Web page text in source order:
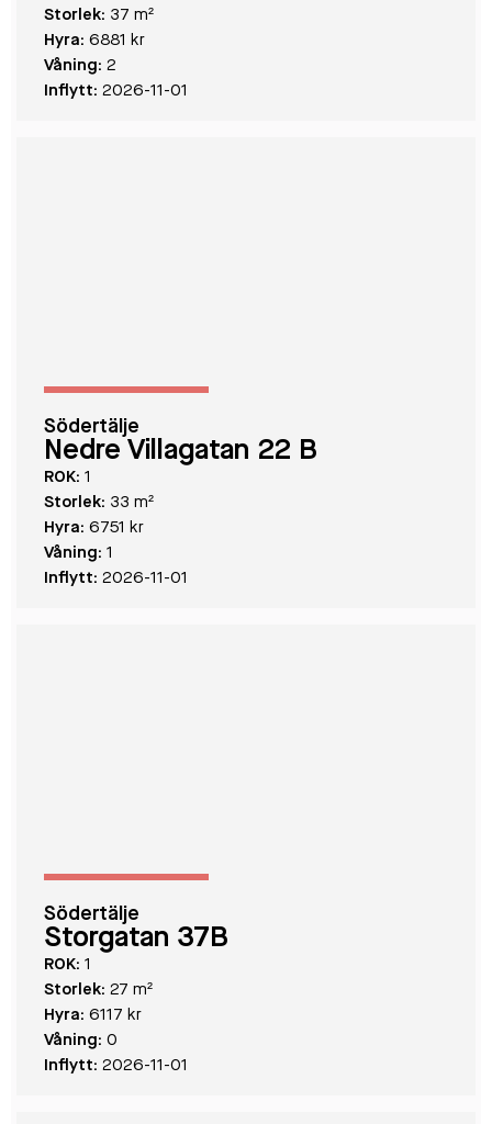
Storlek: 37 m²
Hyra: 6881 kr
Våning: 2
Inflytt: 2026-11-01
Södertälje
Nedre Villagatan 22 B
ROK: 1
Storlek: 33 m²
Hyra: 6751 kr
Våning: 1
Inflytt: 2026-11-01
Södertälje
Storgatan 37B
ROK: 1
Storlek: 27 m²
Hyra: 6117 kr
Våning: 0
Inflytt: 2026-11-01